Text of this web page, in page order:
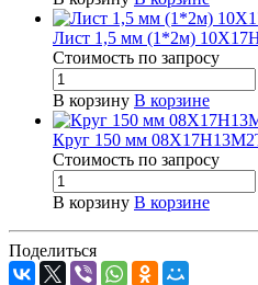
Лист 1,5 мм (1*2м)
Стоимость по запросу
В корзину В корзине
Круг 150 мм
Стоимость по запросу
В корзину В корзине
Поделиться